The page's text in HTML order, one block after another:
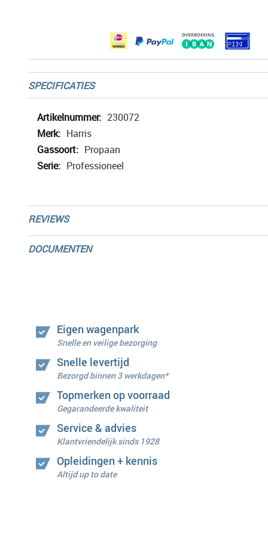
SPECIFICATIES
Meer
informatie
230072
Harris
Propaan
Professioneel
REVIEWS
DOCUMENTEN
Eigen wagenpark
Snelle en veilige bezorging
Snelle levertijd
Bezorgd binnen 3 werkdagen*
Topmerken op voorraad
Gegarandeerde kwaliteit
Service & advies
Klantvriendelijk sinds 1928
Opleidingen + kennis
Altijd up to date